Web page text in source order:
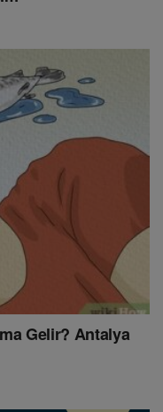
Gelir? Antalya